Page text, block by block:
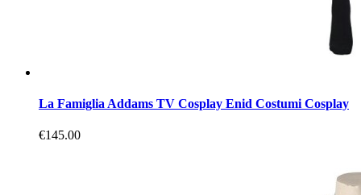
La Famiglia Addams TV Cosplay Enid Costumi Cosplay
€145.00